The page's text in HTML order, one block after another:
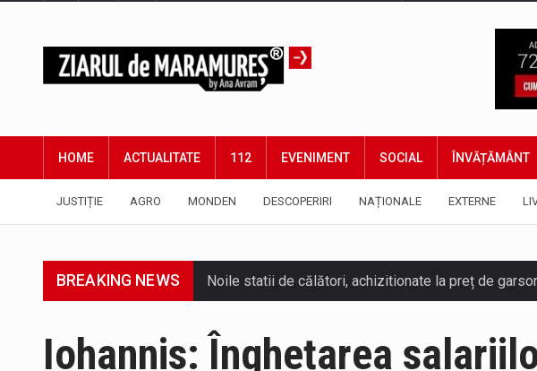
HOME ACTUALITATE 112 EVENIMENT SOCIAL ÎNVĂȚĂMÂNT
JUSTIȚIE AGRO MONDEN DESCOPERIRI NAȚIONALE EXTERNE
BREAKING NEWS
Tot mai multi băimăreni semnalează prezența
Iohannis: Înghețarea